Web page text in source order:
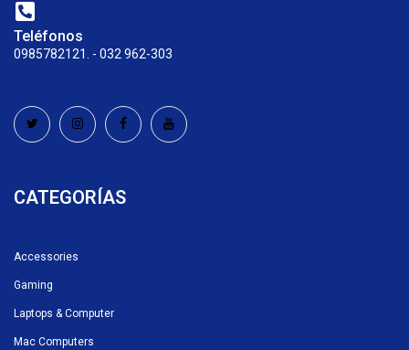
Teléfonos
0985782121. - 032 962-303
CATEGORÍAS
Accessories
Gaming
Laptops & Computer
Mac Computers